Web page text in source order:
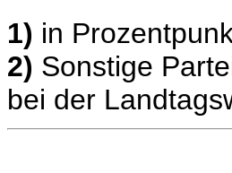
1) in
2) Sonstige
bei der